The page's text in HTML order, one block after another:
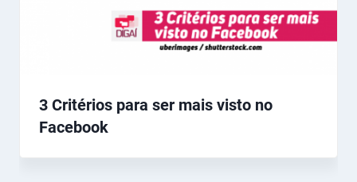
3 Critérios para ser mais visto no
Facebook